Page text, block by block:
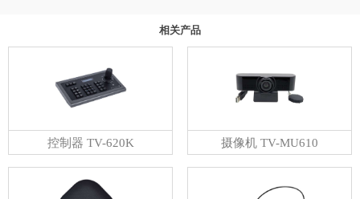
相关产品
控制器 TV-620K 摄像机 TV-MU610